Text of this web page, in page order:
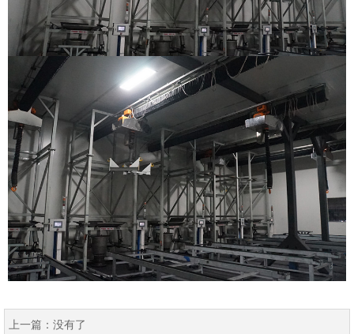
上一篇： 没有了